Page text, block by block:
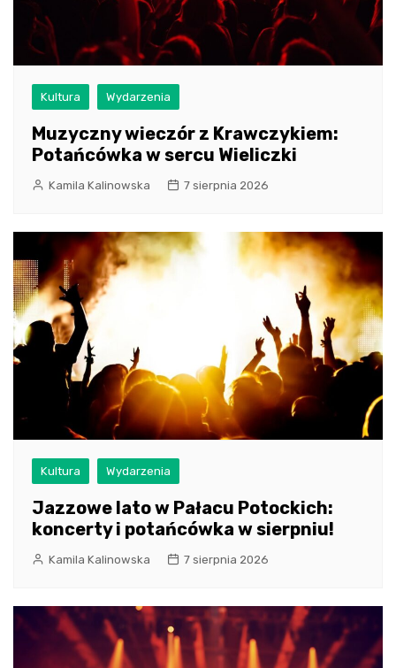
Kultura Wydarzenia
Muzyczny wieczór z Krawczykiem:
Potańcówka w sercu Wieliczki
Kamila Kalinowska 7 sierpnia 2026
Kultura Wydarzenia
Jazzowe lato w Pałacu Potockich:
koncerty i potańcówka w sierpniu!
Kamila Kalinowska 7 sierpnia 2026